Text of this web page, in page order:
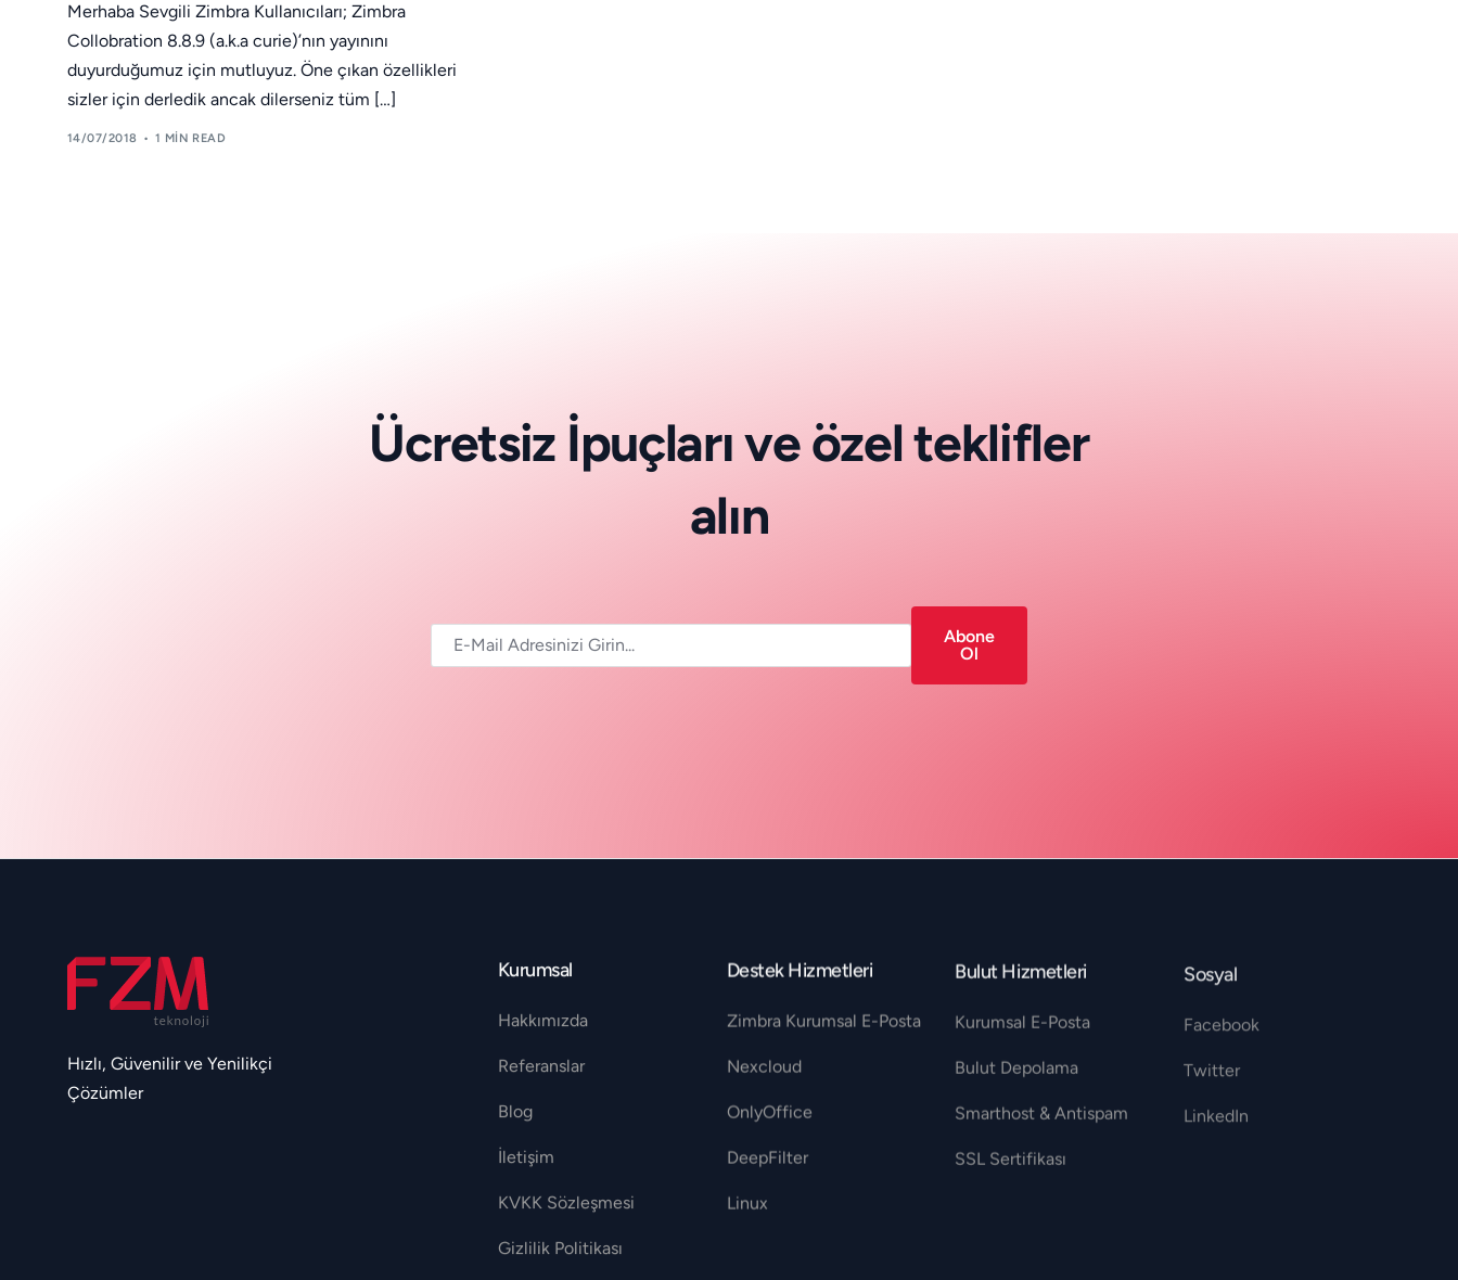
Merhaba Sevgili Zimbra Kullanıcıları; Zimbra
Collobration 8.8.9 (a.k.a curie)’nın yayınını
duyurduğumuz için mutluyuz. Öne çıkan özellikleri
sizler için derledik ancak dilerseniz tüm […]
14/07/2018 1 MIN READ
Ücretsiz İpuçlarıveözelteklifler
alın
Abone
Ol
Hızlı, Güvenilir ve Yenilikçi
Çözümler
Kurumsal
Hakkımızda
Referanslar
Blog
İletişim
KVKK Sözleşmesi
Gizlilik Politikası
Destek Hizmetleri
Zimbra Kurumsal E-Posta
Nexcloud
OnlyOffice
DeepFilter
Linux
Bulut Hizmetleri
Kurumsal E-Posta
Bulut Depolama
Smarthost & Antispam
SSL Sertifikası
Sosyal
Facebook
Twitter
LinkedIn